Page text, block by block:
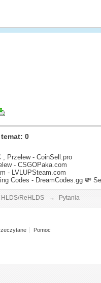
0
Przelew - CoinSell.pro
- CSGOPaka.com
- LVLUPSteam.com
Codes - DreamCodes.gg 💸
HLDS/ReHLDS → Pytania
Pomoc